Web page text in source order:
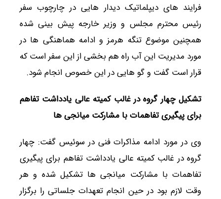
فرایند های دیپلماتیک دیدار هایی در چارچوب سفر
رئیس محترم مجلس و وزیر خارجه پیش بینی شده
همچنین موضوع تنگه هرمز و ادامه هماهنگی ها در
مورد مدیریت این آب راه هم بخشی از این سفر است که
قرار است گفت و گو هایی در این خصوص انجام شود.
تشکیل چهار گروه در غالب کمیته عالی یادداشت تفاهم
برای پیگیری تفاهمات با مشارکت میانجی ها
وی در مورد ادامه مذاکرات فنی در سوئیس گفت: چهار
گروه در غالب کمیته عالی یادداشت تفاهم برای پیگیری
تفاهمات با مشارکت میانجی ها تشکیل شده و هر
وقت لازم بود در حین انجام تعهدات جلساتی را برگزار